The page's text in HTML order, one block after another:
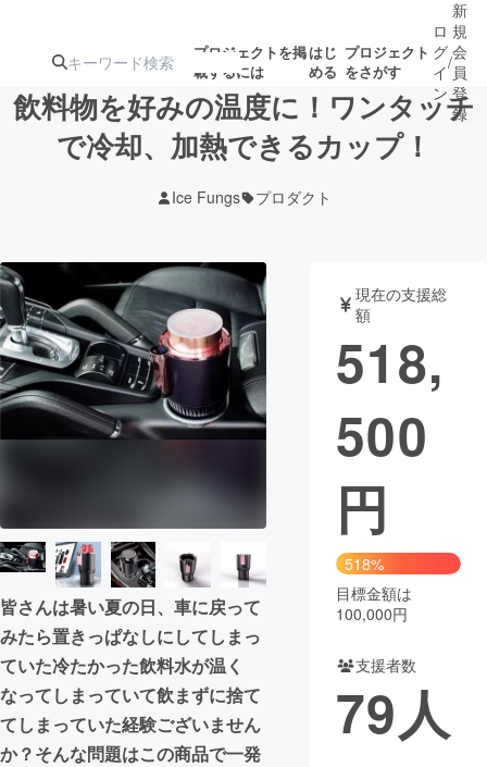
プロジェクトを掲
載するには
はじ
める
プロジェクト
をさがす
ジェクト
募集終了が近いプ
ロジェクト
アート・写真 音楽
テクノロジー・ガジェット ゲーム・サ
映像・映画
まちづくり・地域活性化
CAMPFIRE for Social Good
CAMPFIRE Creation
CAMPFIREふるさと納税
コミュニティ
ロ
グ
イ
ン
/
新
規
会
員
登
録
飲料物を好みの温度に！ワンタッチ
で冷却、加熱できるカップ！
Ice Fungs プロダクト
皆さんは暑い夏の日、車に戻って
みたら置きっぱなしにしてしまっ
ていた冷たかった飲料水が温く
なってしまっていて飲まずに捨て
てしまっていた経験ございません
か？そんな問題はこの商品で一発
現在の支援総
額
518,
500
円
518%
目標金額は
100,000円
支援者数
79人